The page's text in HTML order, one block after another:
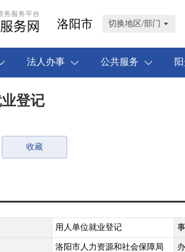
洛阳市 切换地区/部门
法人办事 公共服务
登记
收藏
用人单位就业登记
洛阳市人力资源和社会保障局